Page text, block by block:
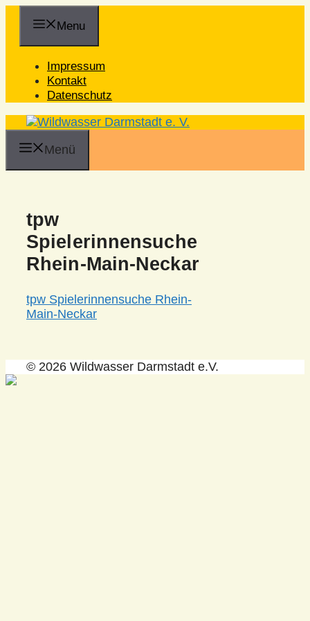
Inhalt
Menu
Impressum
Kontakt
Datenschutz
Menü
tpw
Spielerinnensuche
Rhein-Main-Neckar
tpw Spielerinnensuche Rhein-
Main-Neckar
© 2026 Wildwasser Darmstadt e.V.